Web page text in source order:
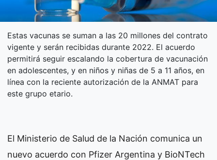
Estas vacunas se suman a las 20 millones del contrato
vigente y serán recibidas durante 2022. El acuerdo
permitirá seguir escalando la cobertura de vacunación
en adolescentes, y en niños y niñas de 5 a 11 años, en
línea con la reciente autorización de la ANMAT para
este grupo etario.
El Ministerio de Salud de la Nación comunica un
nuevo acuerdo con Pfizer Argentina y BioNTech